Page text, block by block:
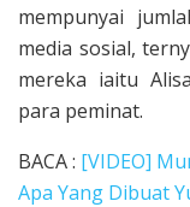
mempunyai
media sosial,
mereka iaitu
para peminat.
BACA : [VIDEO]
Apa Yang Dibuat